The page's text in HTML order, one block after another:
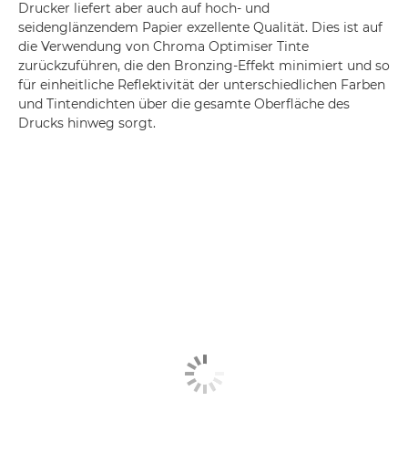
Drucker liefert aber auch auf hoch- und
seidenglänzendem Papier exzellente Qualität. Dies ist auf
die Verwendung von Chroma Optimiser Tinte
zurückzuführen, die den Bronzing-Effekt minimiert und so
für einheitliche Reflektivität der unterschiedlichen Farben
und Tintendichten über die gesamte Oberfläche des
Drucks hinweg sorgt.